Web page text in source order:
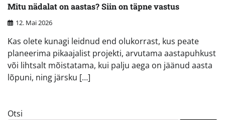
Mitu nädalat on aastas? Siin on täpne vastus
12. Mai 2026
Kas olete kunagi leidnud end olukorrast, kus peate
planeerima pikaajalist projekti, arvutama aastapuhkust
või lihtsalt mõistatama, kui palju aega on jäänud aasta
lõpuni, ning järsku […]
Otsi